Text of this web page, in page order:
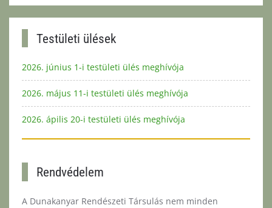
Testületi ülések
2026. június 1-i testületi ülés meghívója
2026. május 11-i testületi ülés meghívója
2026. ápilis 20-i testületi ülés meghívója
Rendvédelem
A Dunakanyar Rendészeti Társulás nem minden